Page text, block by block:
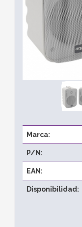
Marca:
P/N:
EAN:
Disponibilidad: